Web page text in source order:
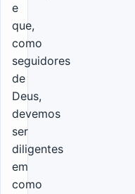
e
que,
como
seguidores
de
Deus,
devemos
ser
diligentes
em
como